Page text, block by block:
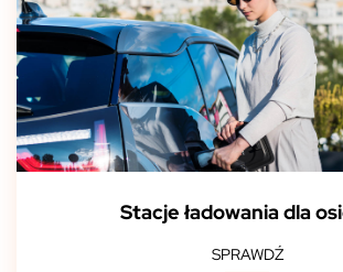
Stacje ładowania dla
SPRAWDŹ